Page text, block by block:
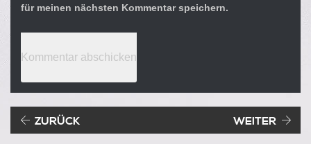
für meinen nächsten Kommentar speichern.
Beitragsnavigation
ZURÜCK WEITER